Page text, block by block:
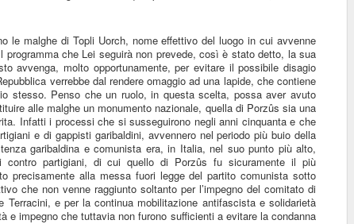
le malghe di Topli Uorch, nome effettivo del luogo in cui avvenne
che Lei seguirà non prevede, così è stato detto, la sua
avvenga, molto opportunamente, per evitare il possibile disagio
verrebbe dal rendere omaggio ad una lapide, che contiene
stesso. Penso che un ruolo, in questa scelta, possa aver avuto
alle malghe un monumento nazionale, quella di Porzûs sia una
Infatti i processi che si susseguirono negli anni cinquanta e che
e di gappisti garibaldini, avvennero nel periodo più buio della
garibaldina e comunista era, in Italia, nel suo punto più alto,
contro partigiani, di cui quello di Porzûs fu sicuramente il più
precisamente alla messa fuori legge del partito comunista sotto
che non venne raggiunto soltanto per l’impegno del comitato di
e per la continua mobilitazione antifascista e solidarietà
e impegno che tuttavia non furono sufficienti a evitare la condanna